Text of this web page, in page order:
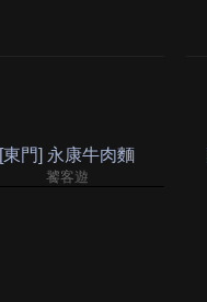
[東門] 永康牛肉麵
饕客遊